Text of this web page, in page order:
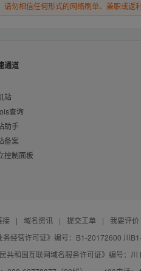
勿相信任何形式的网络刷单、兼职或返
通道
站
查询
助手
备案
控制面板
接 | 域名资讯 | 提交工单 | 我要评价
务经营许可证》编号：B1-20172600 川
民共和国互联网域名服务许可证》编号：